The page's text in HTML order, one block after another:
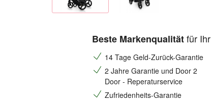
Beste Markenqualitätfür Ihr
14 Tage Geld-Zurück-Garantie
2 Jahre Garantie und Door 2
Door - Reperaturservice
Zufriedenheits-Garantie